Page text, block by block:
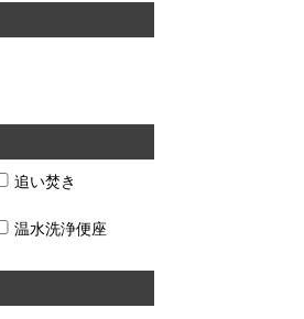
追い焚き
温水洗浄便座